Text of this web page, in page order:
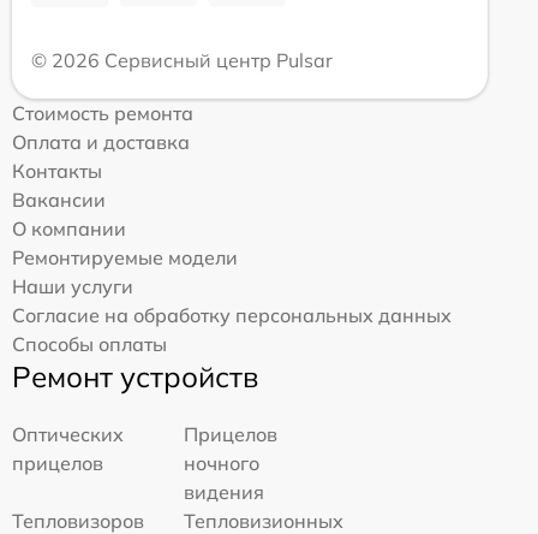
© 2026 Сервисный центр Pulsar
Стоимость ремонта
Оплата и доставка
Контакты
Вакансии
О компании
Ремонтируемые модели
Наши услуги
Согласие на обработку персональных данных
Способы оплаты
Ремонт устройств
Оптических
прицелов
Прицелов
ночного
видения
Тепловизоров
Тепловизионных